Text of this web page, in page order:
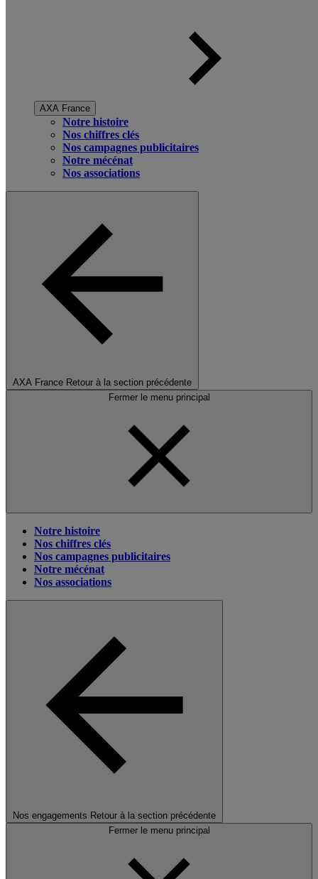
AXA France
Notre histoire
Nos chiffres clés
Nos campagnes publicitaires
Notre mécénat
Nos associations
AXA France Retour à la section précédente
Fermer le menu principal
Notre histoire
Nos chiffres clés
Nos campagnes publicitaires
Notre mécénat
Nos associations
Nos engagements Retour à la section précédente
Fermer le menu principal